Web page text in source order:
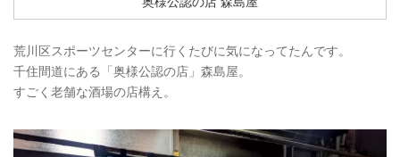
荒川区スポーツセンターに行くたびに気になってたんです。
千住間道にある「奥様公認の店」森島屋。
すごく老舗な酒場の店構え。